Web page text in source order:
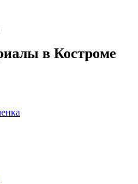
в Костроме